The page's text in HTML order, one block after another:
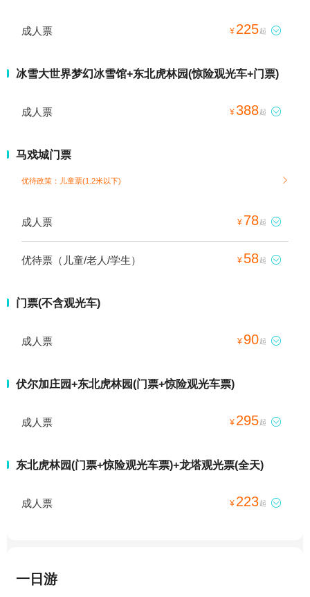
成人票 ¥ 225起 
冰雪大世界梦幻冰雪馆+东北虎林园(惊险观光车+门票)
成人票 ¥388起 
马戏城门票
优待政策：儿童票(1.2米以下) 
成人票 ¥ 78起 
优待票（儿童/老人/学生） ¥ 58起 
门票(不含观光车)
成人票 ¥ 90起 
伏尔加庄园+东北虎林园(门票+惊险观光车票)
成人票 ¥ 295起 
东北虎林园(门票+惊险观光车票)+龙塔观光票(全天)
成人票 ¥ 223起 
一日游